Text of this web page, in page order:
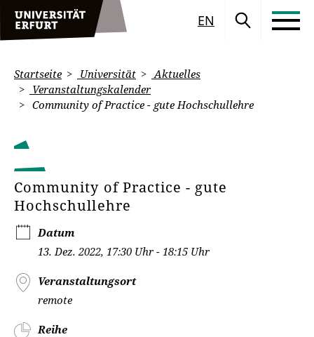
EN
Startseite Universität
Aktuelles
Veranstaltungskalender
Community of Practice - gute Hochschullehre
Community of Practice - gute
Hochschullehre
Datum
13. Dez. 2022, 17:30 Uhr - 18:15 Uhr
Veranstaltungsort
remote
Reihe